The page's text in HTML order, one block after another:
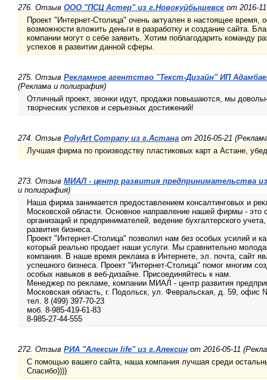
276. Отзыв ООО "ПСЦ Астер" из г.Новокуйбышевск от 2016-
Проект "Интернет-Столица" очень актуален в настоящее время,
возможности вложить деньги в разработку и создание сайта.
компании могут о себе заявить. Хотим поблагодарить команду
успехов в развитии данной сферы.
275. Отзыв Рекламное агентство "Текст-Дизайн" ИП
(Реклама и полиграфия)
Отличный проект, звонки идут, продажи повышаются, мы
творческих успехов и серьезных достижений!
274. Отзыв PolyArt Company из г.Астана от 2016-05-21
Лучшая фирма по производству пластиковых карт а Астане,
273. Отзыв МИАЛ - центр развития предпринимательства
и полиграфия)
Наша фирма занимается предоставлением консалтинговых и
Московской области. Основное направление нашей фирмы - это
организаций и предпринимателей, ведение бухгалтерского
развития бизнеса.
Проект "Интернет-Столица" позволил нам без особых усилий и
который реально продает наши услуги. Мы сравнительно
компания. В наше время реклама в Интернете, эл. почта, сайт
успешного бизнеса. Проект "Интернет-Столица" помог многим
особых навыков в веб-дизайне. Присоединяйтесь к нам.
Менеджер по рекламе, компании МИАЛ - центр развития
Московская область, г. Подольск, ул. Февральская, д. 59, офис
тел. 8 (499) 397-70-23
моб. 8-985-419-61-83
8-985-27-44-555
272. Отзыв РИА "Алексин life" из г.Алексин от 2016-05-11
С помощью вашего сайта, наша компания лучшая среди
Спасибо))))